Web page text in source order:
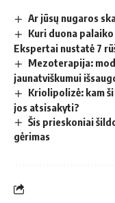
Ar jūsų nugaros
Kuri duona
Ekspertai nustatė 7
Mezoterapija:
jaunatviškumui
Kriolipolizė: kam
jos atsisakyti?
Šis prieskoniai
gėrimas